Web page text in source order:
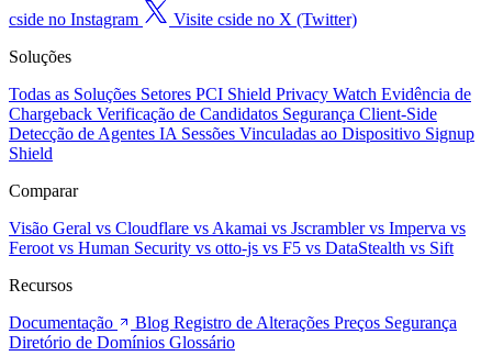
cside no Instagram
Visite cside no X (Twitter)
Soluções
Todas as Soluções Setores PCI Shield Privacy Watch Evidência de
Chargeback Verificação de Candidatos Segurança Client-Side
Detecção de Agentes IA Sessões Vinculadas ao Dispositivo Signup
Shield
Comparar
Visão Geral vs Cloudflare vs Akamai vs Jscramblervs Imperva vs
Feroot vs Human Security vs otto-js vs F5 vs DataStealth vs Sift
Recursos
Documentação
Blog Registro de Alterações Preços Segurança
Diretório de Domínios Glossário